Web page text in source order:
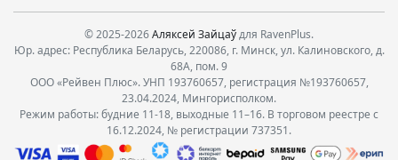
© 2025-2026Аляксей Зайцаўдля RavenPlus.
Юр. адрес: Республика Беларусь, 220086, г. Минск, ул. Калиновского, д.
68А, пом. 9
ООО «Рейвен Плюс». УНП 193760657, регистрация №193760657,
23.04.2024, Мингорисполком.
Режим работы: будние 11-18, выходные 11–16. В торговом реестре с
16.12.2024, № регистрации 737351.